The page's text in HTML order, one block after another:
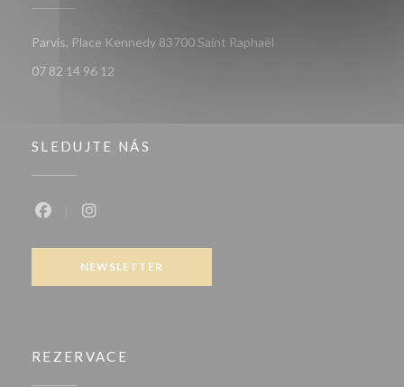
Parvis, Place Kennedy 83700 Saint Raphaël
07 82 14 96 12
SLEDUJTE NÁS
NEWSLETTER
REZERVACE